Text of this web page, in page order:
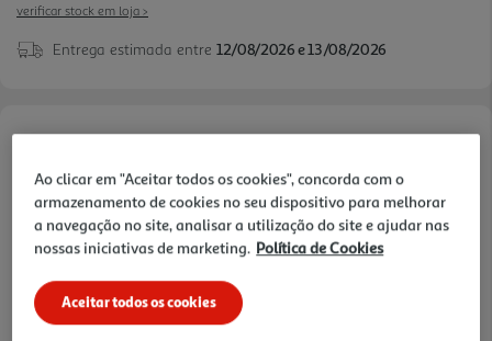
verificar stock em loja >
Entrega estimada entre 12/08/2026 e 13/08/2026
Pague com o seu
Cartão Oney Auchan
saiba mais >
Ao clicar em "Aceitar todos os cookies", concorda com o
armazenamento de cookies no seu dispositivo para melhorar
a navegação no site, analisar a utilização do site e ajudar nas
nossas iniciativas de marketing. Política de Cookies
Aceitar todos os cookies